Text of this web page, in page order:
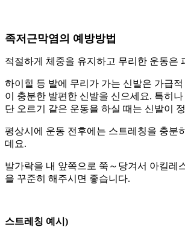
족저근막염의 예방방법
적절하게 체중을 유지하고 무리한 운동은
하이힐 등 발에 무리가 가는 신발은 가급
이 충분한 발편한 신발을 신으세요. 특히나
단 오르기 같은 운동을 하실 때는 신발이
평상시에 운동 전후에는 스트레칭을 충분
데요.
발가락을 내 앞쪽으로 쭉～당겨서 아킬레
을 꾸준히 해주시면 좋습니다.
스트레칭 예시)